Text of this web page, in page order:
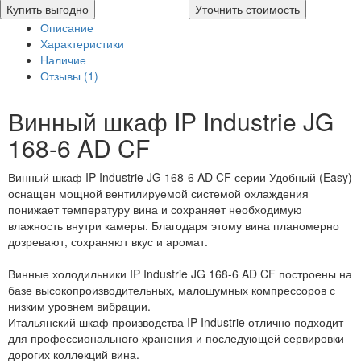
Купить выгодно
Уточнить стоимость
Описание
Характеристики
Наличие
Отзывы (1)
Винный шкаф IP Industrie JG
168-6 AD CF
Винный шкаф IP Industrie JG 168-6 AD CF серии Удобный (Easy)
оснащен мощной вентилируемой системой охлаждения
понижает температуру вина и сохраняет необходимую
влажность внутри камеры. Благодаря этому вина планомерно
дозревают, сохраняют вкус и аромат.
Винные холодильники IP Industrie JG 168-6 AD CF построены на
базе высокопроизводительных, малошумных компрессоров с
низким уровнем вибрации.
Итальянский шкаф производства IP Industrie отлично подходит
для профессионального хранения и последующей сервировки
дорогих коллекций вина.